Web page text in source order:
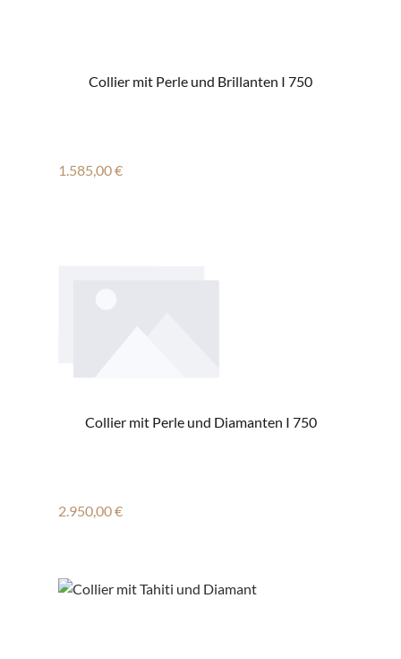
Collier mit Perle und Brillanten I 750
Regulärer Preis:
1.585,00 €
Collier mit Perle und Diamanten I 750
Regulärer Preis:
2.950,00 €